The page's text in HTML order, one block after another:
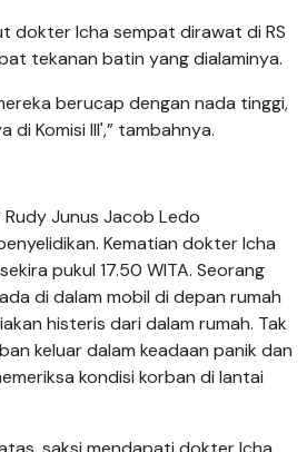
dokter Icha sempat dirawat di RS
tekanan batin yang dialaminya.
berucap dengan nada tinggi,
di Komisi III',” tambahnya.
Rudy Junus Jacob Ledo
Kematian dokter Icha
pukul 17.50 WITA. Seorang
di dalam mobil di depan rumah
histeris dari dalam rumah. Tak
keluar dalam keadaan panik dan
kondisi korban di lantai